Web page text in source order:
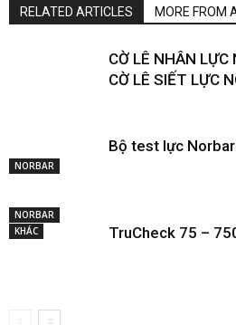
RELATED ARTICLES MORE FROM
KHÁC
CỜ LÊ NHÂN
CỜ LÊ SIẾT LỰC
NORBAR
Bộ test lực
NORBAR
TruCheck 75 –